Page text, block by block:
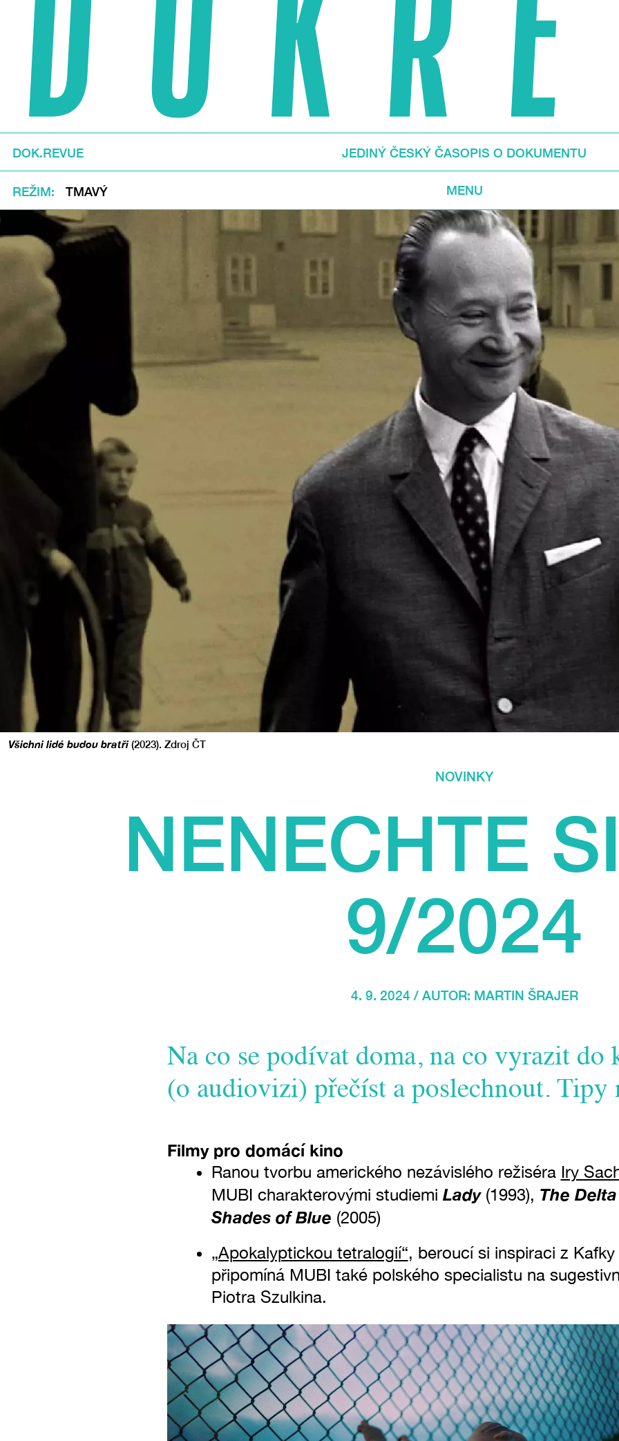
DOK.REVUE JEDINÝ ČESKÝ ČASOPIS O DOKUMENTU
REŽIM TMAVÝ MENU
Všichni lidé budou bratři(2023). Zdroj ČT
NOVINKY
NENECHTE
9/2024
4. 9. 2024 / AUTOR: MARTIN ŠRAJER
Na co se podívat doma, na co vyrazit do
(o audiovizi) přečíst a poslechnout. Tipy
Filmy pro domácí kino
Ranou tvorbu amerického nezávislého režiséra Iry
MUBI charakterovými studiemi Lady(1993), The Delta
Shades of Blue (2005)
„Apokalyptickou tetralogií“, beroucí si inspiraci z
připomíná MUBI také polského specialistu na
Piotra Szulkina.